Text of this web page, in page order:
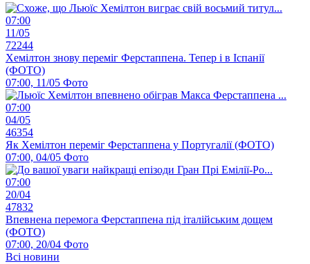
07:00
11/05
72244
Хемілтон знову переміг Ферстаппена. Тепер і в Іспанії
(ФОТО)
07:00, 11/05 Фото
07:00
04/05
46354
Як Хемілтон переміг Ферстаппена у Португалії (ФОТО)
07:00, 04/05 Фото
07:00
20/04
47832
Впевнена перемога Ферстаппена під італійським дощем
(ФОТО)
07:00, 20/04 Фото
Всі новини